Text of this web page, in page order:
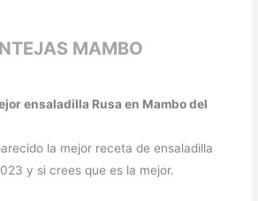
MAMBO
ensaladilla Rusa en Mambo del
la mejor receta de ensaladilla
y si crees que es la mejor.